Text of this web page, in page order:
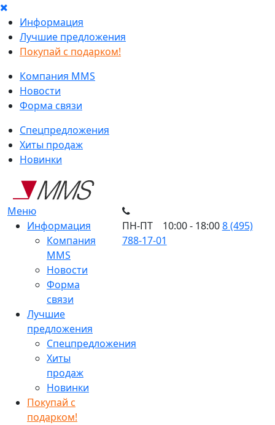
Информация
Лучшие предложения
Покупай с подарком!
Компания MMS
Новости
Форма связи
Спецпредложения
Хиты продаж
Новинки
Меню
Информация
Компания
MMS
Новости
Форма
связи
Лучшие
предложения
Спецпредложения
Хиты
продаж
Новинки
Покупай с
подарком!
ПН-ПТ 10:00 - 18:008 (495)
788-17-01